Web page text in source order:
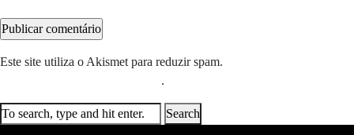
Este site utiliza o Akismet para reduzir spam.
.
Search